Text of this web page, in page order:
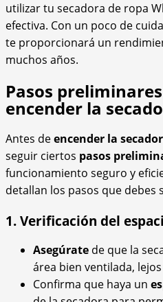
utilizar tu secadora de ropa
efectiva. Con un poco de
te proporcionará un
muchos años.
Pasos
encender la
Antes deencender la
seguir ciertos pasos
funcionamiento seguro y
detallan los pasos que debes
1. Verificación del
Asegúrate de que la
área bien ventilada,
Confirma que haya un